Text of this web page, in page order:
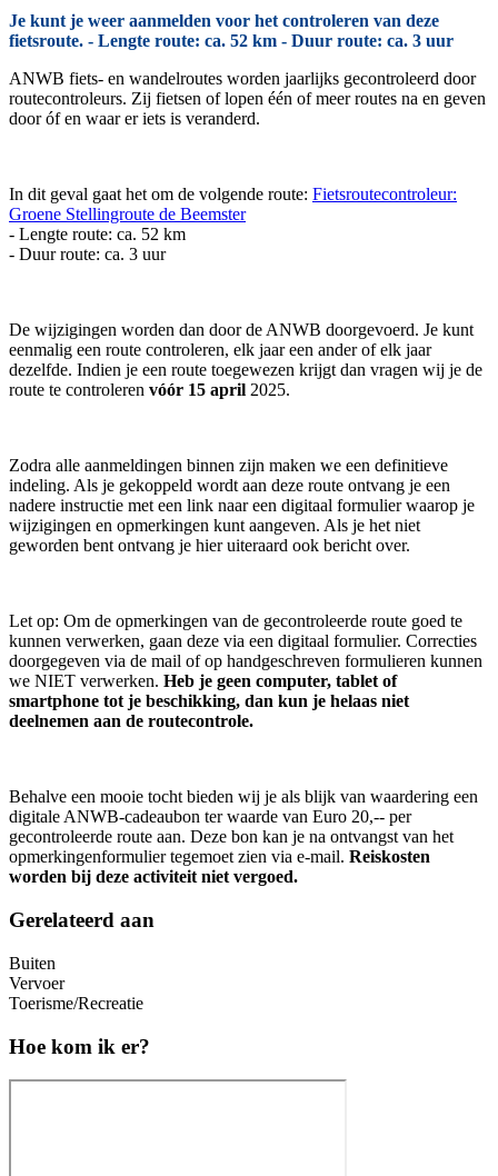
Je kunt je weer aanmelden voor het controleren van deze
fietsroute. - Lengte route: ca. 52 km - Duur route: ca. 3 uur
ANWB fiets- en wandelroutes worden jaarlijks gecontroleerd door
routecontroleurs. Zij fietsen of lopen één of meer routes na en geven
door óf en waar er iets is veranderd.
In dit geval gaat het om de volgende route: Fietsroutecontroleur:
Groene Stellingroute de Beemster
- Lengte route: ca. 52 km
- Duur route: ca. 3 uur
De wijzigingen worden dan door de ANWB doorgevoerd. Je kunt
eenmalig een route controleren, elk jaar een ander of elk jaar
dezelfde. Indien je een route toegewezen krijgt dan vragen wij je de
route te controleren vóór 15 april 2025.
Zodra alle aanmeldingen binnen zijn maken we een definitieve
indeling. Als je gekoppeld wordt aan deze route ontvang je een
nadere instructie met een link naar een digitaal formulier waarop je
wijzigingen en opmerkingen kunt aangeven. Als je het niet
geworden bent ontvang je hier uiteraard ook bericht over.
Let op: Om de opmerkingen van de gecontroleerde route goed te
kunnen verwerken, gaan deze via een digitaal formulier. Correcties
doorgegeven via de mail of op handgeschreven formulieren kunnen
we NIET verwerken. Heb je geen computer, tablet of
smartphone tot je beschikking, dan kun je helaas niet
deelnemen aan de routecontrole.
Behalve een mooie tocht bieden wij je als blijk van waardering een
digitale ANWB-cadeaubon ter waarde van Euro 20,-- per
gecontroleerde route aan. Deze bon kan je na ontvangst van het
opmerkingenformulier tegemoet zien via e-mail. Reiskosten
worden bij deze activiteit niet vergoed.
Gerelateerd aan
Buiten
Vervoer
Toerisme/Recreatie
Hoe kom ik er?